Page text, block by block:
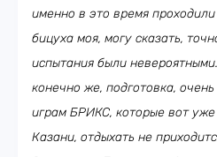
именно в это время
бицуха моя, могу сказать,
испытания были
конечно же, подготовка,
играм БРИКС, которые вот
Казани, отдыхать не